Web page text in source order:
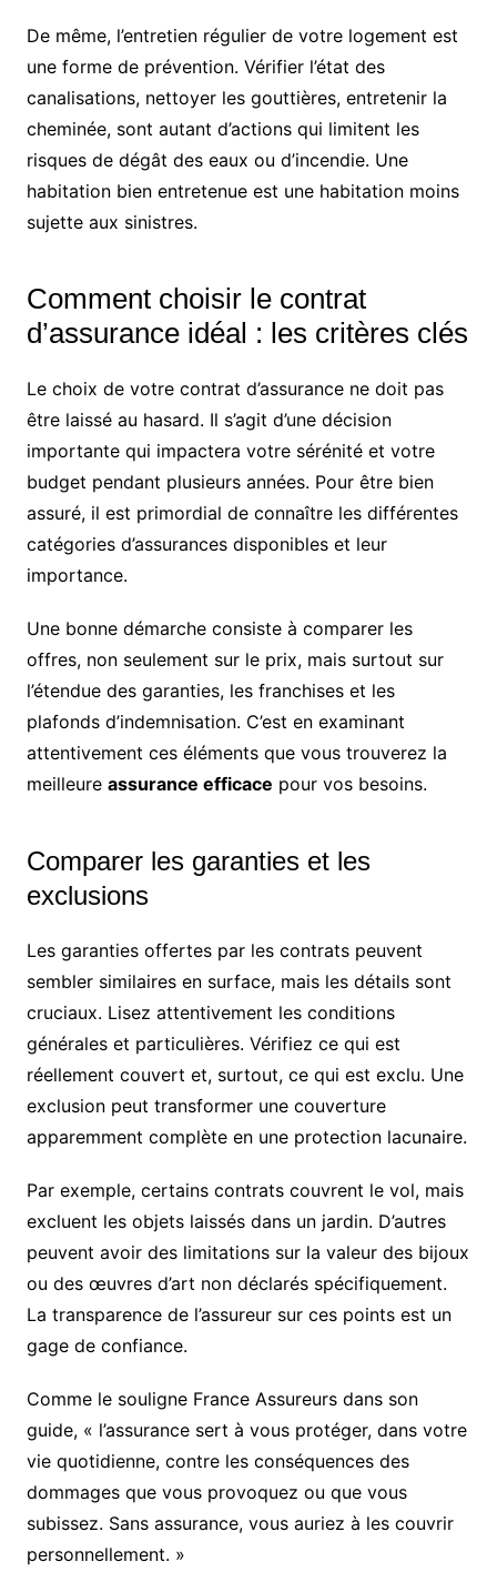
De même, l’entretien régulier de votre logement est
une forme de prévention. Vérifier l’état des
canalisations, nettoyer les gouttières, entretenir la
cheminée, sont autant d’actions qui limitent les
risques de dégât des eaux ou d’incendie. Une
habitation bien entretenue est une habitation moins
sujette aux sinistres.
Comment choisir le contrat
d’assurance idéal : les critères clés
Le choix de votre contrat d’assurance ne doit pas
être laissé au hasard. Il s’agit d’une décision
importante qui impactera votre sérénité et votre
budget pendant plusieurs années. Pour être bien
assuré, il est primordial de connaître les différentes
catégories d’assurances disponibles et leur
importance.
Une bonne démarche consiste à comparer les
offres, non seulement sur le prix, mais surtout sur
l’étendue des garanties, les franchises et les
plafonds d’indemnisation. C’est en examinant
attentivement ces éléments que vous trouverez la
meilleure assurance efficace pour vos besoins.
Comparer les garanties et les
exclusions
Les garanties offertes par les contrats peuvent
sembler similaires en surface, mais les détails sont
cruciaux. Lisez attentivement les conditions
générales et particulières. Vérifiez ce qui est
réellement couvert et, surtout, ce qui est exclu. Une
exclusion peut transformer une couverture
apparemment complète en une protection lacunaire.
Par exemple, certains contrats couvrent le vol, mais
excluent les objets laissés dans un jardin. D’autres
peuvent avoir des limitations sur la valeur des bijoux
ou des œuvres d’art non déclarés spécifiquement.
La transparence de l’assureur sur ces points est un
gage de confiance.
Comme le souligne France Assureurs dans son
guide, « l’assurance sert à vous protéger, dans votre
vie quotidienne, contre les conséquences des
dommages que vous provoquez ou que vous
subissez. Sans assurance, vous auriez à les couvrir
personnellement. »